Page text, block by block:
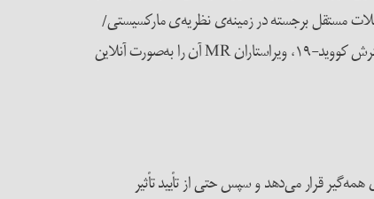
مانتلی ریویو در سال ۱۹۴۹ تأسیس شد و همچنان یکی از مجلات مستقل برجسته در زمینه‌ی نظریه‌ی مارکسیستی/
سوسیالیستی در ایالات متحده است. مقاله برای انتشار در شماره‌ی می ۲۰۲۰ آماده شد، اما با توجه به اهمیت آن برای درک همه‌گیری در حال گسترش کووید-۱۹، ویراستاران MR آن را به‌صورت آنلاین
قرار می‌دهد و سپس حتی از تأیید تأثیر